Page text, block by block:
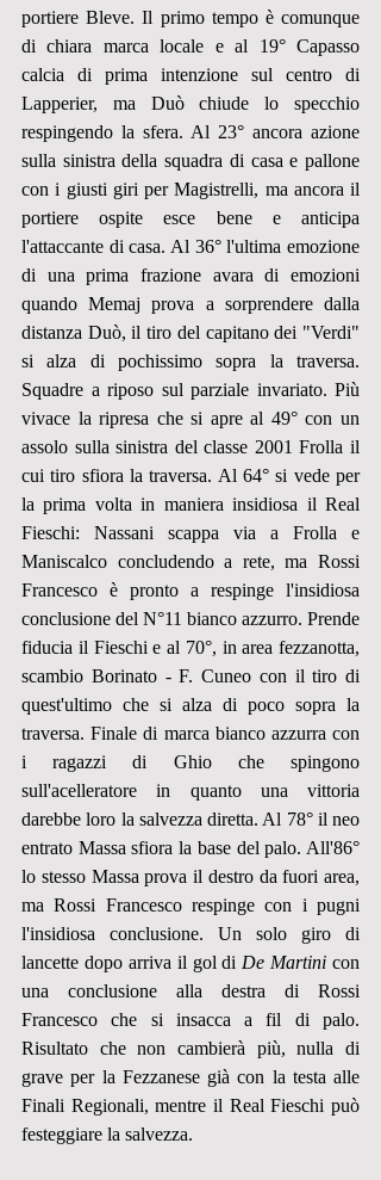
portiere Bleve. Il primo tempo è comunque
di chiara marca locale e al 19° Capasso
calcia di prima intenzione sul centro di
Lapperier, ma Duò chiude lo specchio
respingendo la sfera. Al 23° ancora azione
sulla sinistra della squadra di casa e pallone
con i giusti giri per Magistrelli, ma ancora il
portiere ospite esce bene e anticipa
l'attaccante di casa. Al 36° l'ultima emozione
di una prima frazione avara di emozioni
quando Memaj prova a sorprendere dalla
distanza Duò, il tiro del capitano dei "Verdi"
si alza di pochissimo sopra la traversa.
Squadre a riposo sul parziale invariato. Più
vivace la ripresa che si apre al 49° con un
assolo sulla sinistra del classe 2001 Frolla il
cui tiro sfiora la traversa. Al 64° si vede per
la prima volta in maniera insidiosa il Real
Fieschi: Nassani scappa via a Frolla e
Maniscalco concludendo a rete, ma Rossi
Francesco è pronto a respinge l'insidiosa
conclusione del N°11 bianco azzurro. Prende
fiducia il Fieschi e al 70°, in area fezzanotta,
scambio Borinato - F. Cuneo con il tiro di
quest'ultimo che si alza di poco sopra la
traversa. Finale di marca bianco azzurra con
i ragazzi di Ghio che spingono
sull'acelleratore in quanto una vittoria
darebbe loro la salvezza diretta. Al 78° il neo
entrato Massa sfiora la base del palo. All'86°
lo stesso Massa prova il destro da fuori area,
ma Rossi Francesco respinge con i pugni
l'insidiosa conclusione. Un solo giro di
lancette dopo arriva il gol di De Martini con
una conclusione alla destra di Rossi
Francesco che si insacca a fil di palo.
Risultato che non cambierà più, nulla di
grave per la Fezzanese già con la testa alle
Finali Regionali, mentre il Real Fieschi può
festeggiare la salvezza.